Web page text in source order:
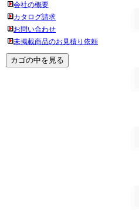
会社の概要
カタログ請求
お問い合わせ
未掲載商品のお見積り依頼